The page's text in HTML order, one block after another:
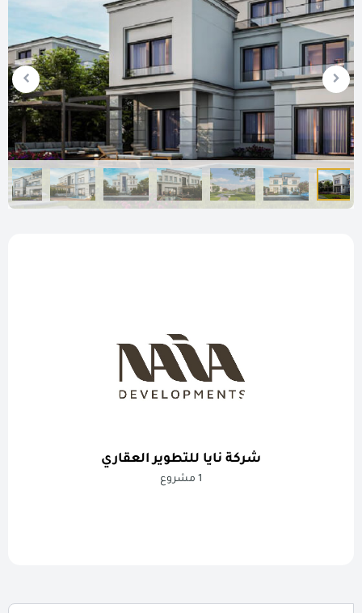
شركة نايا للتطوير العقاري
1 مشروع